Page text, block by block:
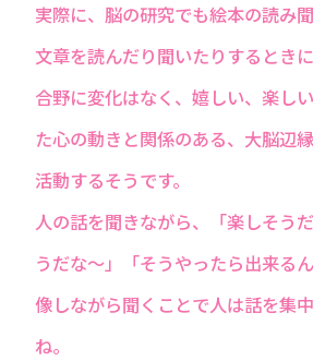
実際に、脳の研究でも絵本の読み
文章を読んだり聞いたりするとき
合野に変化はなく、嬉しい、楽し
た心の動きと関係のある、大脳辺
活動するそうです。
人の話を聞きながら、「楽しそう
うだな～」「そうやったら出来る
像しながら聞くことで人は話を集
ね。